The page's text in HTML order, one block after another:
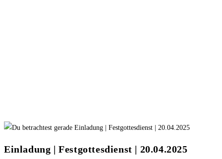
Einladung | Festgottesdienst | 20.04.2025